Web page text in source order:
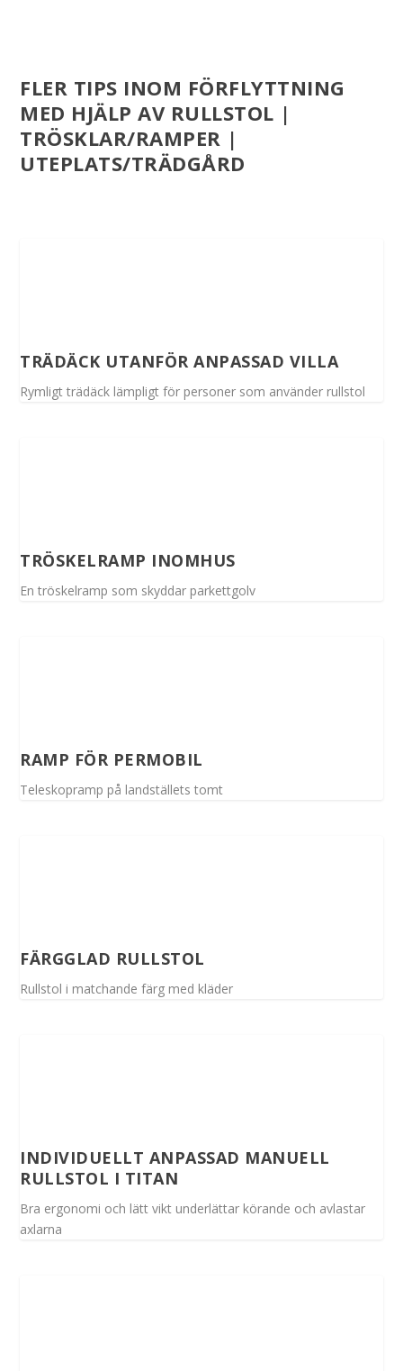
FLER TIPS INOM FÖRFLYTTNING
MED HJÄLP AV RULLSTOL |
TRÖSKLAR/RAMPER |
UTEPLATS/TRÄDGÅRD
TRÄDÄCK UTANFÖR ANPASSAD VILLA
Rymligt trädäck lämpligt för personer som använder rullstol
TRÖSKELRAMP INOMHUS
En tröskelramp som skyddar parkettgolv
RAMP FÖR PERMOBIL
Teleskopramp på landställets tomt
FÄRGGLAD RULLSTOL
Rullstol i matchande färg med kläder
INDIVIDUELLT ANPASSAD MANUELL
RULLSTOL I TITAN
Bra ergonomi och lätt vikt underlättar körande och avlastar
axlarna